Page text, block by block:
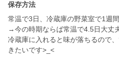
保存方法
常温で3日、冷蔵庫の野菜室で1週間
→今の時期ならば常温で4.5日大丈
冷蔵庫に入れると味が落ちるので
きたいです>_<